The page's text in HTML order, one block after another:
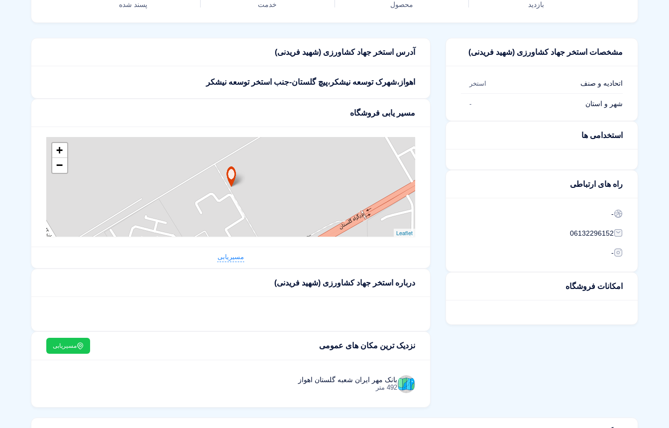
بازدید محصول خدمت پسند شده
مشخصات استخر جهاد کشاورزی (شهید فریدنی)
اتحادیه و صنف استخر
شهر و استان -
استخدامی ها
راه های ارتباطی
-
06132296152
-
امکانات فروشگاه
آدرس استخر جهاد کشاورزی (شهید فریدنی)
اهواز،شهرک توسعه نیشکر،پیچ گلستان-جنب استخر توسعه نیشکر
مسیر یابی فروشگاه
+
−
Leaflet
مسیریابی
درباره استخر جهاد کشاورزی (شهید فریدنی)
نزدیک ترین مکان های عمومی مسیریابی
بانک مهر ایران شعبه گلستان اهواز
492 متر